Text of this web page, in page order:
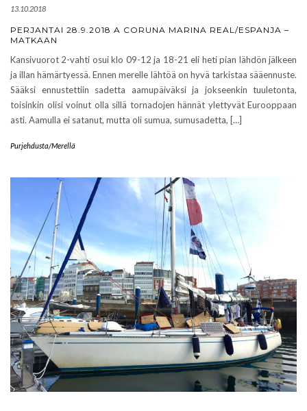
13.10.2018
PERJANTAI 28.9.2018 A CORUNA MARINA REAL/ESPANJA –
MATKAAN
Kansivuorot 2-vahti osui klo 09-12 ja 18-21 eli heti pian lähdön jälkeen
ja illan hämärtyessä. Ennen merelle lähtöä on hyvä tarkistaa sääennuste.
Sääksi ennustettiin sadetta aamupäiväksi ja jokseenkin tuuletonta,
toisinkin olisi voinut olla sillä tornadojen hännät ylettyvät Eurooppaan
asti. Aamulla ei satanut, mutta oli sumua, sumusadetta, […]
Purjehdusta/Merellä